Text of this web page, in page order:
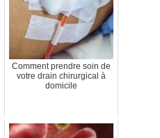
Comment prendre soin de
votre drain chirurgical à
domicile